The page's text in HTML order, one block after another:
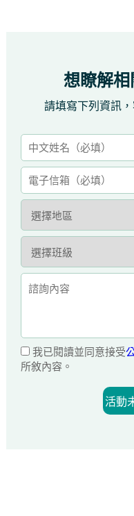
想瞭解相
請填寫下列資訊
我已閱讀並同意接受
所敘內容。
活動